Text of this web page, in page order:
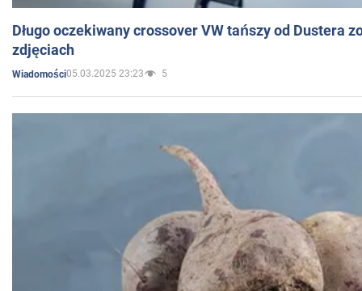
Długo oczekiwany crossover VW tańszy od Dustera
zdjęciach
Wiadomości05.03.2025 23:23 5